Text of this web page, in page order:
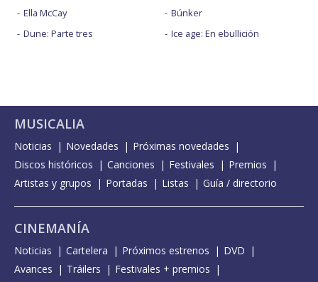
Ella McCay
Dune: Parte tres
Búnker
Ice age: En ebullición
MUSICALIA
Noticias Novedades
Próximas novedades
Discos históricos
Canciones Festivales
Premios
Artistas y grupos
Portadas Listas Guía / directorio
CINEMANÍA
Noticias Cartelera Próximos estrenos
DVD
Avances
Tráilers
Festivales + premios